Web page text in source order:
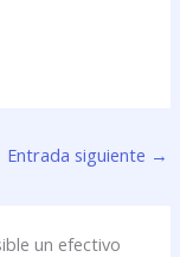
Entrada siguiente →
un efectivo